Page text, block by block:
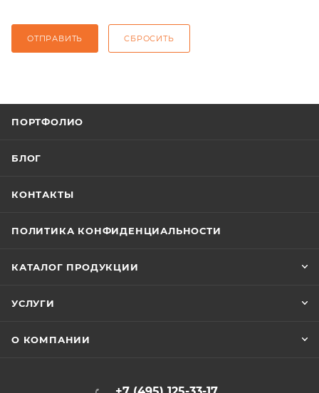
ОТПРАВИТЬ СБРОСИТЬ
ПОРТФОЛИО
БЛОГ
КОНТАКТЫ
ПОЛИТИКА КОНФИДЕНЦИАЛЬНОСТИ
КАТАЛОГ ПРОДУКЦИИ
УСЛУГИ
О КОМПАНИИ